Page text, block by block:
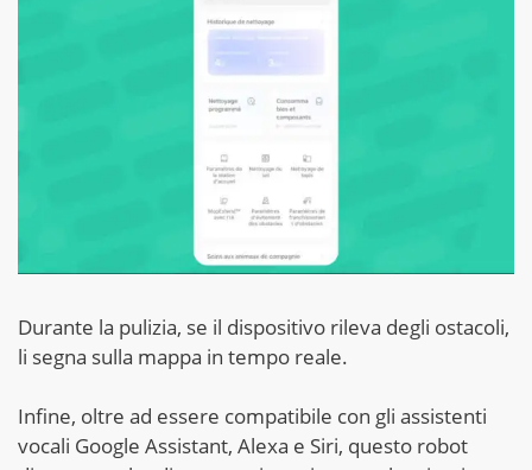
Durante la pulizia, se il dispositivo rileva degli ostacoli,
li segna sulla mappa in tempo reale.
Infine, oltre ad essere compatibile con gli assistenti
vocali Google Assistant, Alexa e Siri, questo robot